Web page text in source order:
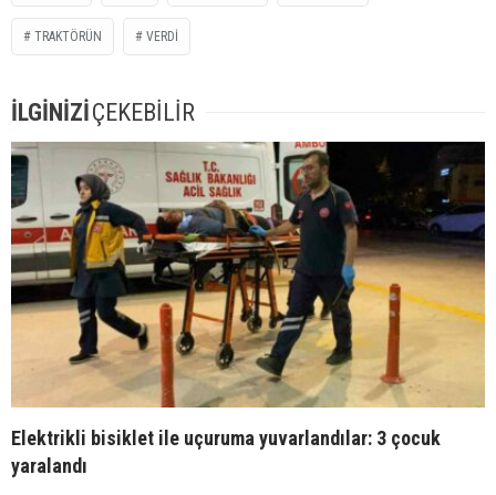
TRAKTÖRÜN VERDI
İLGİNİZİÇEKEBİLİR
Elektrikli bisiklet ile uçuruma yuvarlandılar: 3 çocuk
yaralandı